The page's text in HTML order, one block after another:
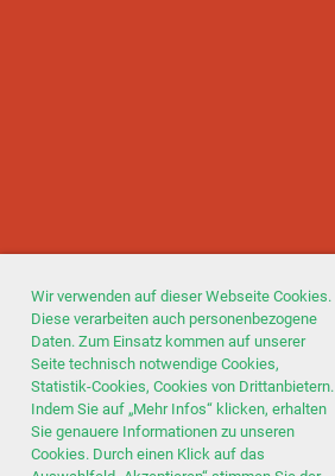
Wir verwenden auf dieser Webseite Cookies.
Diese verarbeiten auch personenbezogene
Daten. Zum Einsatz kommen auf unserer
Seite technisch notwendige Cookies,
Statistik-Cookies, Cookies von Drittanbietern.
Indem Sie auf „Mehr Infos“ klicken, erhalten
Sie genauere Informationen zu unseren
Cookies. Durch einen Klick auf das